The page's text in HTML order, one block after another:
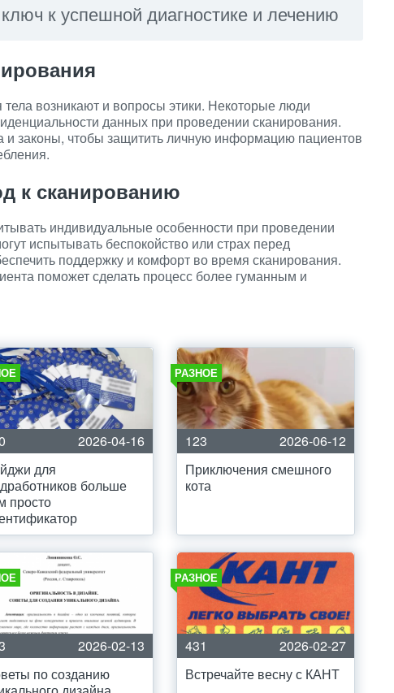
к успешной диагностике и лечению
возникают и вопросы этики. Некоторые люди
данных при проведении сканирования.
и законы, чтобы защитить личную информацию пациентов
к сканированию
индивидуальные особенности при проведении
испытывать беспокойство или страх перед
поддержку и комфорт во время сканирования.
поможет сделать процесс более гуманным и
2026-04-16
для
больше
просто
РАЗНОЕ
123
2026-06-12
Приключения смешного
кота
2026-02-13
по созданию
РАЗНОЕ
431
2026-02-27
Встречайте весну с КАНТ